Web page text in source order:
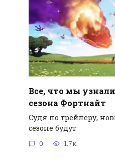
Все, что мы
сезона Фортнайт
Судя по трейлеру,
сезоне будут
0 1.7к.